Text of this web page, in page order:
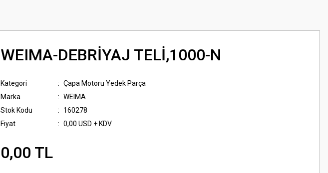
WEIMA-DEBRİYAJ TELİ,1000-N
Kategori
Çapa Motoru Yedek Parça
Marka
WEIMA
Stok Kodu
160278
Fiyat
0,00 USD + KDV
0,00 TL